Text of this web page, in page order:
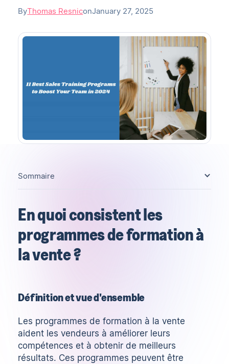
ByThomas ResniconJanuary 27, 2025
En quoi consistent les
programmes de formation à
la vente ?
Définition et vue d'ensemble
Les programmes de formation à la vente
aident les vendeurs à améliorer leurs
compétences et à obtenir de meilleurs
résultats. Ces programmes peuvent être
Sommaire